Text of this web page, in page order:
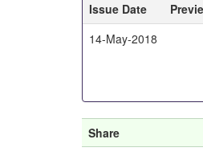
Issue Date
14-May-2018
Share